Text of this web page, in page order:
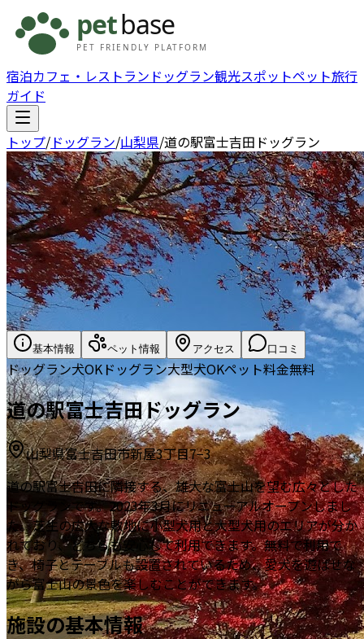
宿泊カフェ・レストラン ドッグラン観光スポットペット旅行
ガイド
トップ/ドッグラン/山梨県/道の駅富士吉田ドッグラン
基本情報 ペット情報 アクセス 口コミ
ドッグラン犬OKドッグラン大型犬OKペット料金無料
道の駅富士吉田ドッグラン
山梨県富士吉田市新屋3丁目7−3
道の駅富士吉田に隣接する、雄大な富士山を望む広々とした
ドッグランです。2023年3月にリニューアルオープンしまし
た。芝生の広大な敷地に小型犬用と大型犬用のエリアが分か
れており、どちらも安心して利用できます。無料で利用で
き、椅子とテーブルも設置されているため、愛犬を遊ばせな
がら富士山の景色を楽しむことができます。
施設の基本情報